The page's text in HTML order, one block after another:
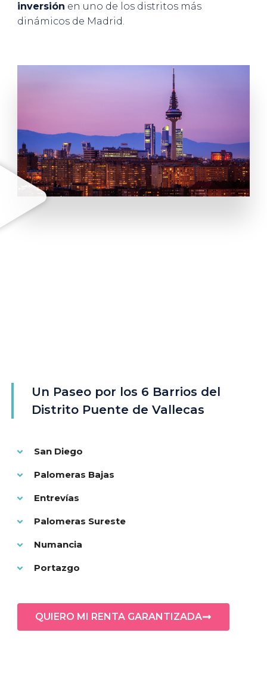
inversión en uno de los distritos más
dinámicos de Madrid.
Un Paseo por los 6 Barrios del
Distrito Puente de Vallecas
San Diego
Palomeras Bajas
Entrevías
Palomeras Sureste
Numancia
Portazgo
QUIERO MI RENTA GARANTIZADA